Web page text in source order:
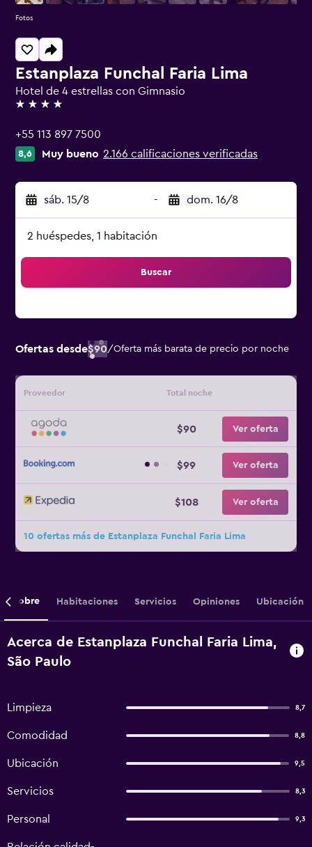
Estanplaza Funchal Faria Lima
Hotel de 4 estrellas con Gimnasio
4 estrellas
+55 113 897 7500
8,6 Muy bueno 2.166 calificaciones verificadas
sáb. 15/8 - dom. 16/8
2 huéspedes, 1 habitación
Buscar
Ofertas desde$90/Oferta más barata de precio por noche
Proveedor Total noche
$90 Ver oferta
$99 Ver oferta
$108 Ver oferta
10 ofertas más de Estanplaza Funchal Faria Lima
Fotos
Sobre Habitaciones Servicios Opiniones Ubicación
Acerca de Estanplaza Funchal Faria Lima,
São Paulo
Limpieza 8,7
Comodidad 8,8
Ubicación 9,5
Servicios 8,3
Personal 9,3